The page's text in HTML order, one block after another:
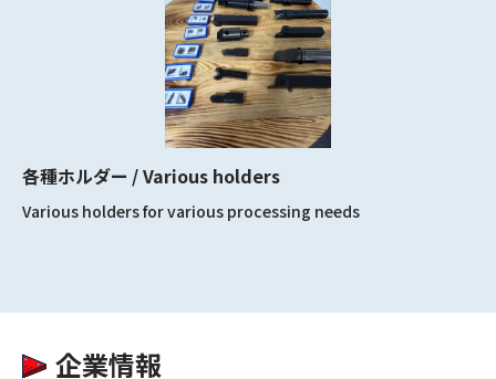
各種ホルダー / Various holders
Various holders for various processing needs
企業情報